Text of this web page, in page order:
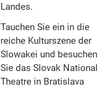
Landes.
Tauchen Sie ein in die
reiche Kulturszene der
Slowakei und besuchen
Sie das Slovak National
Theatre in Bratislava